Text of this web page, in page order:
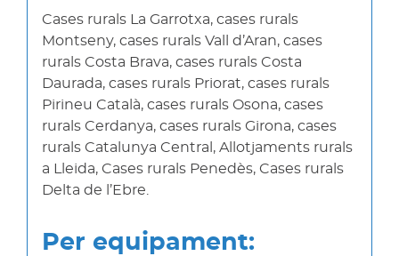
Cases rurals La Garrotxa, cases rurals
Montseny, cases rurals Vall d’Aran, cases
rurals Costa Brava, cases rurals Costa
Daurada, cases rurals Priorat, cases rurals
Pirineu Català, cases rurals Osona, cases
rurals Cerdanya, cases rurals Girona, cases
rurals Catalunya Central, Allotjaments rurals
a Lleida, Cases rurals Penedès, Cases rurals
Delta de l’Ebre.
Per equipament: